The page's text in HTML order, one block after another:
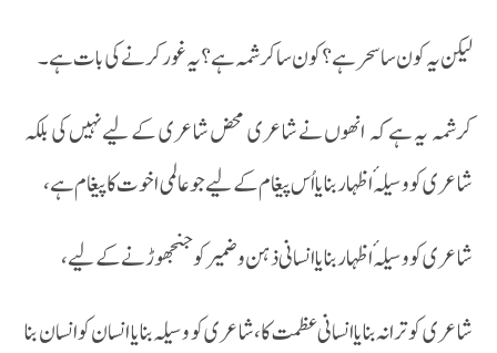
لیکن یہ کون سا سحر ہے ؟ کون سا کرشمہ ہے ؟ یہ غور کرنے کی بات ہے ۔
کرشمہ یہ ہے کہ انھوں نے شاعری محض شاعری کے لیے نہیں کی بلکہ
شاعری کو وسیلہٴ اظہار بنایا اُس پیغام کے لیے جو عالمی اخوت کا پیغام ہے ،
شاعری کو وسیلہٴ اظہار بنایا انسانی ذہن و ضمیر کو جنجھوڑنے کے لیے ،
شاعری کوترانہ بنایا انسانی عظمت کا ، شاعری کو وسیلہ بنایا انسان کو انسان بنا